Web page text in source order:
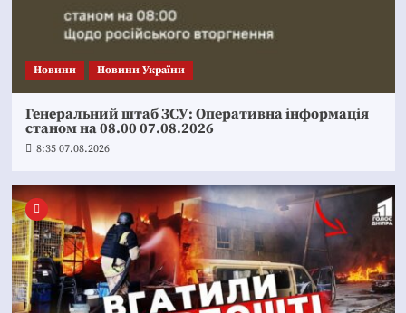
Новини Новини України
Генеральний штаб ЗСУ: Оперативна інформація
станом на 08.00 07.08.2026
8:35 07.08.2026